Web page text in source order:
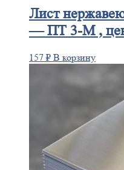
Лист
— ПТ 3-М ,
157 ₽ В корзину